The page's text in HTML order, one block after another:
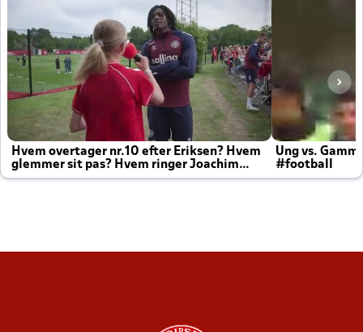
Hvem overtager nr.10 efter Eriksen? Hvem
glemmer sit pas? Hvem ringer Joachim
altid til efter kampe?
Ung vs.
#football